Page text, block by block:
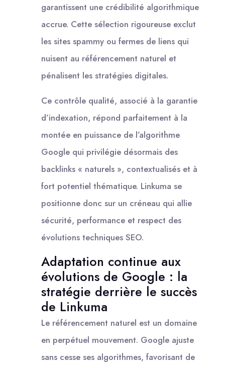
garantissent une crédibilité algorithmique
accrue. Cette sélection rigoureuse exclut
les sites spammy ou fermes de liens qui
nuisent au référencement naturel et
pénalisent les stratégies digitales.
Ce contrôle qualité, associé à la garantie
d’indexation, répond parfaitement à la
montée en puissance de l’algorithme
Google qui privilégie désormais des
backlinks « naturels », contextualisés et à
fort potentiel thématique. Linkuma se
positionne donc sur un créneau qui allie
sécurité, performance et respect des
évolutions techniques SEO.
Adaptation continue aux
évolutions de Google : la
stratégie derrière le succès
de Linkuma
Le référencement naturel est un domaine
en perpétuel mouvement. Google ajuste
sans cesse ses algorithmes, favorisant de